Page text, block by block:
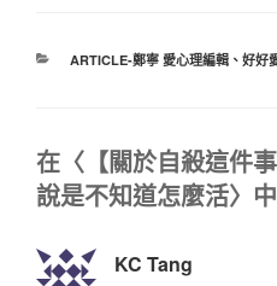
分
ARTICLE-鄭寧 愛心理編輯、 好好
在〈【關於自殺這件
說是不知道怎麼活〉
KC Tang